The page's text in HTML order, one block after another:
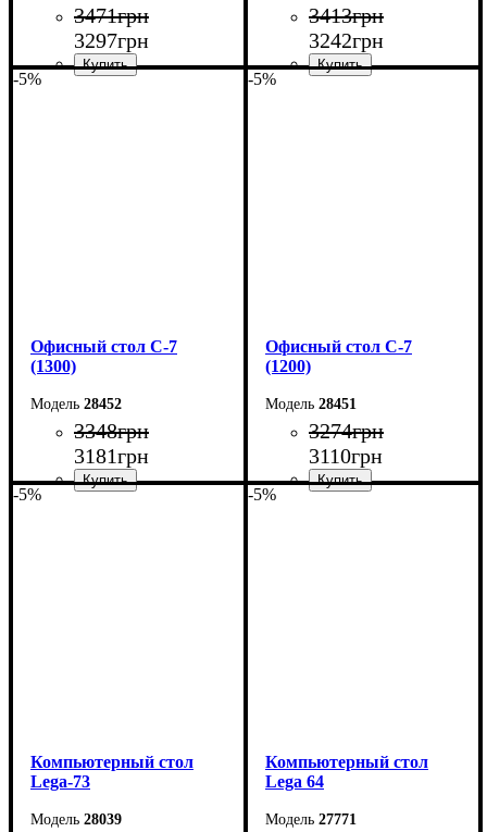
3471грн
3297грн
3413грн
3242грн
-5%
Офисный стол С-7
(1300)
28452
3348грн
3181грн
-5%
Офисный стол С-7
(1200)
28451
3274грн
3110грн
-5%
Компьютерный стол
Lega-73
28039
-5%
Компьютерный стол
Lega 64
27771